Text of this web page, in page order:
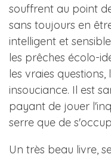
souffrent au point
sans toujours en
intelligent et
les prêches écolo-
les vraies
insouciance. Il est
payant de jouer
serre que de
Un très beau livre,